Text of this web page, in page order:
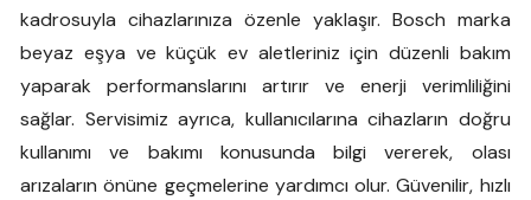
kadrosuyla cihazlarınıza özenle yaklaşır. Bosch marka
beyaz eşya ve küçük ev aletleriniz için düzenli bakım
yaparak performanslarını artırır ve enerji verimliliğini
sağlar. Servisimiz ayrıca, kullanıcılarına cihazların doğru
kullanımı ve bakımı konusunda bilgi vererek, olası
arızaların önüne geçmelerine yardımcı olur. Güvenilir, hızlı